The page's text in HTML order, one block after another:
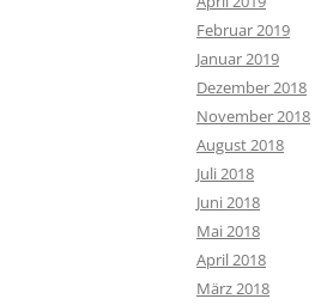
Februar 2019
Januar 2019
Dezember 2018
November 2018
August 2018
Juli 2018
Juni 2018
Mai 2018
April 2018
März 2018